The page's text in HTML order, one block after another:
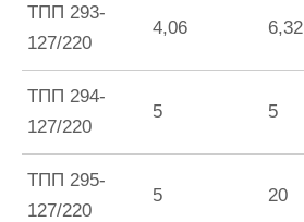
ТПП 293-
127/220
4,06 6,32
ТПП 294-
127/220
5 5
ТПП 295-
127/220
5 20